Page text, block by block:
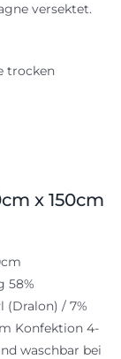
versektet.
trocken
x 150cm
58%
(Dralon) / 7%
Konfektion 4-
waschbar bei